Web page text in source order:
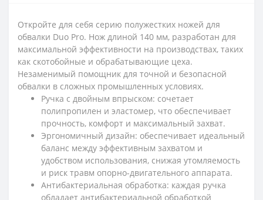
Откройте для себя серию полужестких ножей для
обвалки Duo Pro. Нож длиной 140 мм, разработан для
максимальной эффективности на производствах, таких
как скотобойные и обрабатывающие цеха.
Незаменимый помощник для точной и безопасной
обвалки в сложных промышленных условиях.
Ручка с двойным впрыском: сочетает
полипропилен и эластомер, что обеспечивает
прочность, комфорт и максимальный захват.
Эргономичный дизайн: обеспечивает идеальный
баланс между эффективным захватом и
удобством использования, снижая утомляемость
и риск травм опорно-двигательного аппарата.
Антибактериальная обработка: каждая ручка
обладает антибактериальной обработкой